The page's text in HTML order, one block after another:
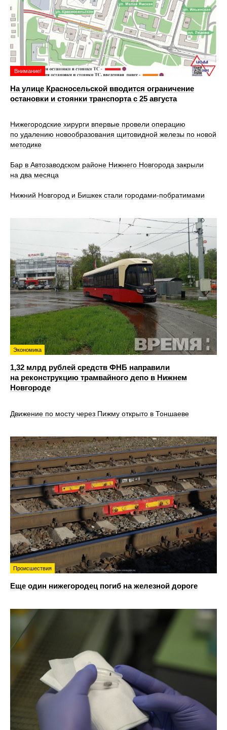
Внимание!
На улице Красносельской вводится ограничение
остановки и стоянки транспорта с 25 августа
Нижегородские хирурги впервые провели операцию
по удалению новообразования щитовидной железы по новой
методике
Бар в Автозаводском районе Нижнего Новгорода закрыли
на два месяца
Нижний Новгород и Бишкек стали городами-побратимами
Экономика
1,32 млрд рублей средств ФНБ направили
на реконструкцию трамвайного депо в Нижнем
Новгороде
Движение по мосту через Пижму открыто в Тоншаеве
Происшествия
Еще один нижегородец погиб на железной дороге